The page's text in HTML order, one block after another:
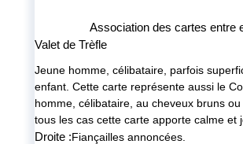
Association des cartes entre
Valet de Trèfle
Jeune homme, célibataire, parfois
enfant. Cette carte représente aussi le
homme, célibataire, au cheveux bruns
tous les cas cette carte apporte calme et
Droite :Fiançailles annoncées.